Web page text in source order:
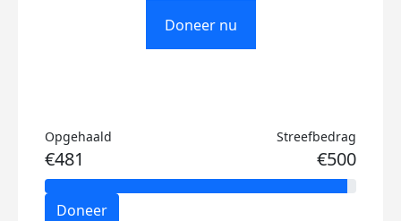
Doneer nu
Opgehaald
€481
Streefbedrag
€500
Doneer